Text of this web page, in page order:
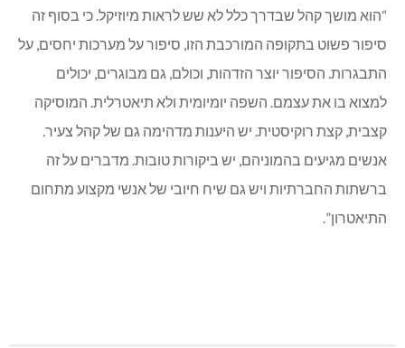
“הוא מושך קהל שבדרך כלל לא שש לראות מיוזיקל. כי בסוף זה
סיפור פשוט בתקופה המורכבת הזו, סיפור על מערכות יחסים, על
התבגרות. הסיפור יוצר הזדהות, וכולם, גם מבוגרים, יכולים
למצוא בו את עצמם. השפה יומיומית ולא תיאטרלית. המוסיקה
קצבית, קצת רוקיסטית. יש היענות מדהימה גם של קהל צעיר.
אנשים מגיעים בהמוניהם, יש ביקורות טובות. מדברים על זה
ברשתות החברתיות ויש גם שיח חיובי של אנשי מקצוע מתחום
התיאטרון”.